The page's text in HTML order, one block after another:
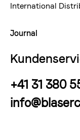
International
Journal
+41 31 380